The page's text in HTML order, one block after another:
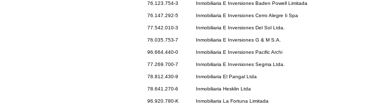
76.123.754-3 Inmobiliaria E Inversiones Baden Powell Limitada
76.147.292-5 Inmobiliaria E Inversiones Cerro Alegre Ii Spa
77.542.010-3 Inmobiliaria E Inversiones Del Sol Ltda.
76.035.753-7 Inmobiliaria E Inversiones G & M S.A.
96.664.440-0 Inmobiliaria E Inversiones Pacific Archi
77.269.700-7 Inmobiliaria E Inversiones Segma Ltda.
78.812.430-9 Inmobiliaria El Pangal Ltda
78.641.270-6 Inmobiliaria Hesklin Ltda
96.920.780-K Inmobiliaria La Fortuna Limitada